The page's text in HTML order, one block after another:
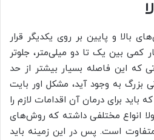
بالا و پایین بر روی یکدیگر قرار
کمی بین یک تا دو میلی‌متر، جلوتر
که این فاصله بسیار بیشتر از حد
به وجود آید، مشکل اور بایت
باید برای درمان آن اقدامات لازم را
انواع مختلفی داشته که روش‌های
متفاوت است. پس در این زمینه باید